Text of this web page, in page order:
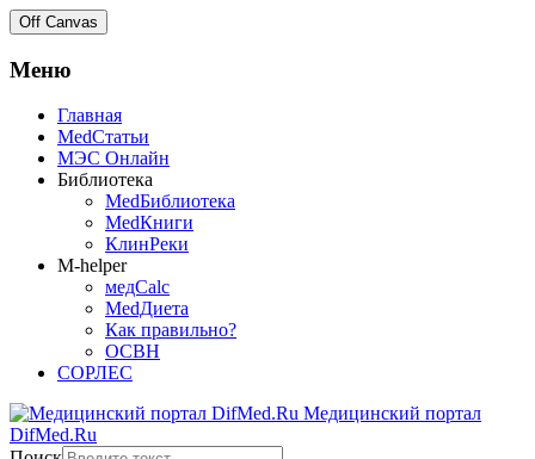
Off Canvas
Меню
Главная
MedСтатьи
МЭС Онлайн
Библиотека
MedБиблиотека
MedКниги
КлинРеки
M-helper
медCalc
MedДиета
Как правильно?
ОСВН
СОРЛЕС
Медицинский портал
DifMed.Ru